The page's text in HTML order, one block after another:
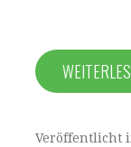
Veröffentlicht